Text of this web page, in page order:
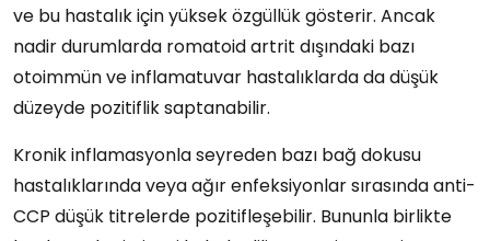
ve bu hastalık için yüksek özgüllük gösterir. Ancak
nadir durumlarda romatoid artrit dışındaki bazı
otoimmün ve inflamatuvar hastalıklarda da düşük
düzeyde pozitiflik saptanabilir.
Kronik inflamasyonla seyreden bazı bağ dokusu
hastalıklarında veya ağır enfeksiyonlar sırasında anti-
CCP düşük titrelerde pozitifleşebilir. Bununla birlikte